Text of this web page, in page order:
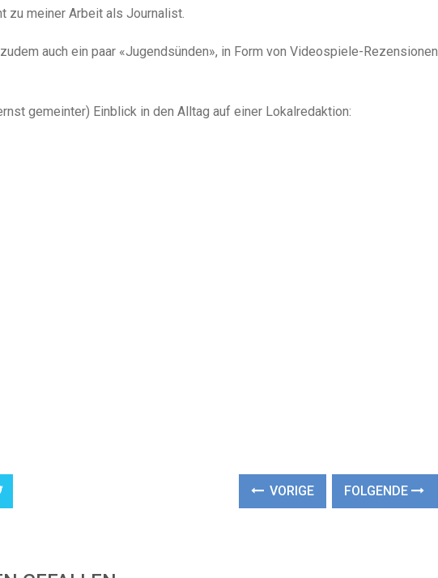
zu meiner Arbeit als Journalist.
auch ein paar «Jugendsünden», in Form von Videospiele-Rezensionen
gemeinter) Einblick in den Alltag auf einer Lokalredaktion:
VORIGE FOLGENDE